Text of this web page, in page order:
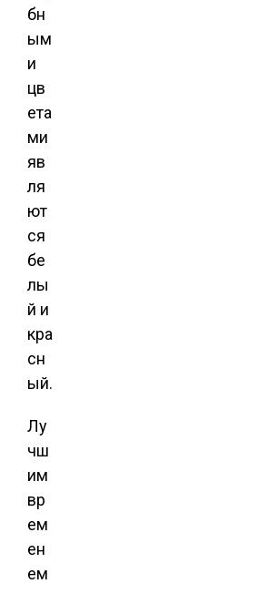
бн
ым
и
цв
ета
ми
яв
ля
ют
ся
бе
лы
й и
кра
сн
ый.
Лу
чш
им
вр
ем
ен
ем